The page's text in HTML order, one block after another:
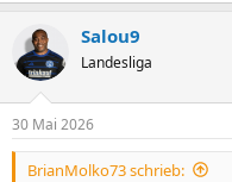
k
t
i
e
n
Salou9
Landesliga
30 Mai 2026
BrianMolko73 schrieb: